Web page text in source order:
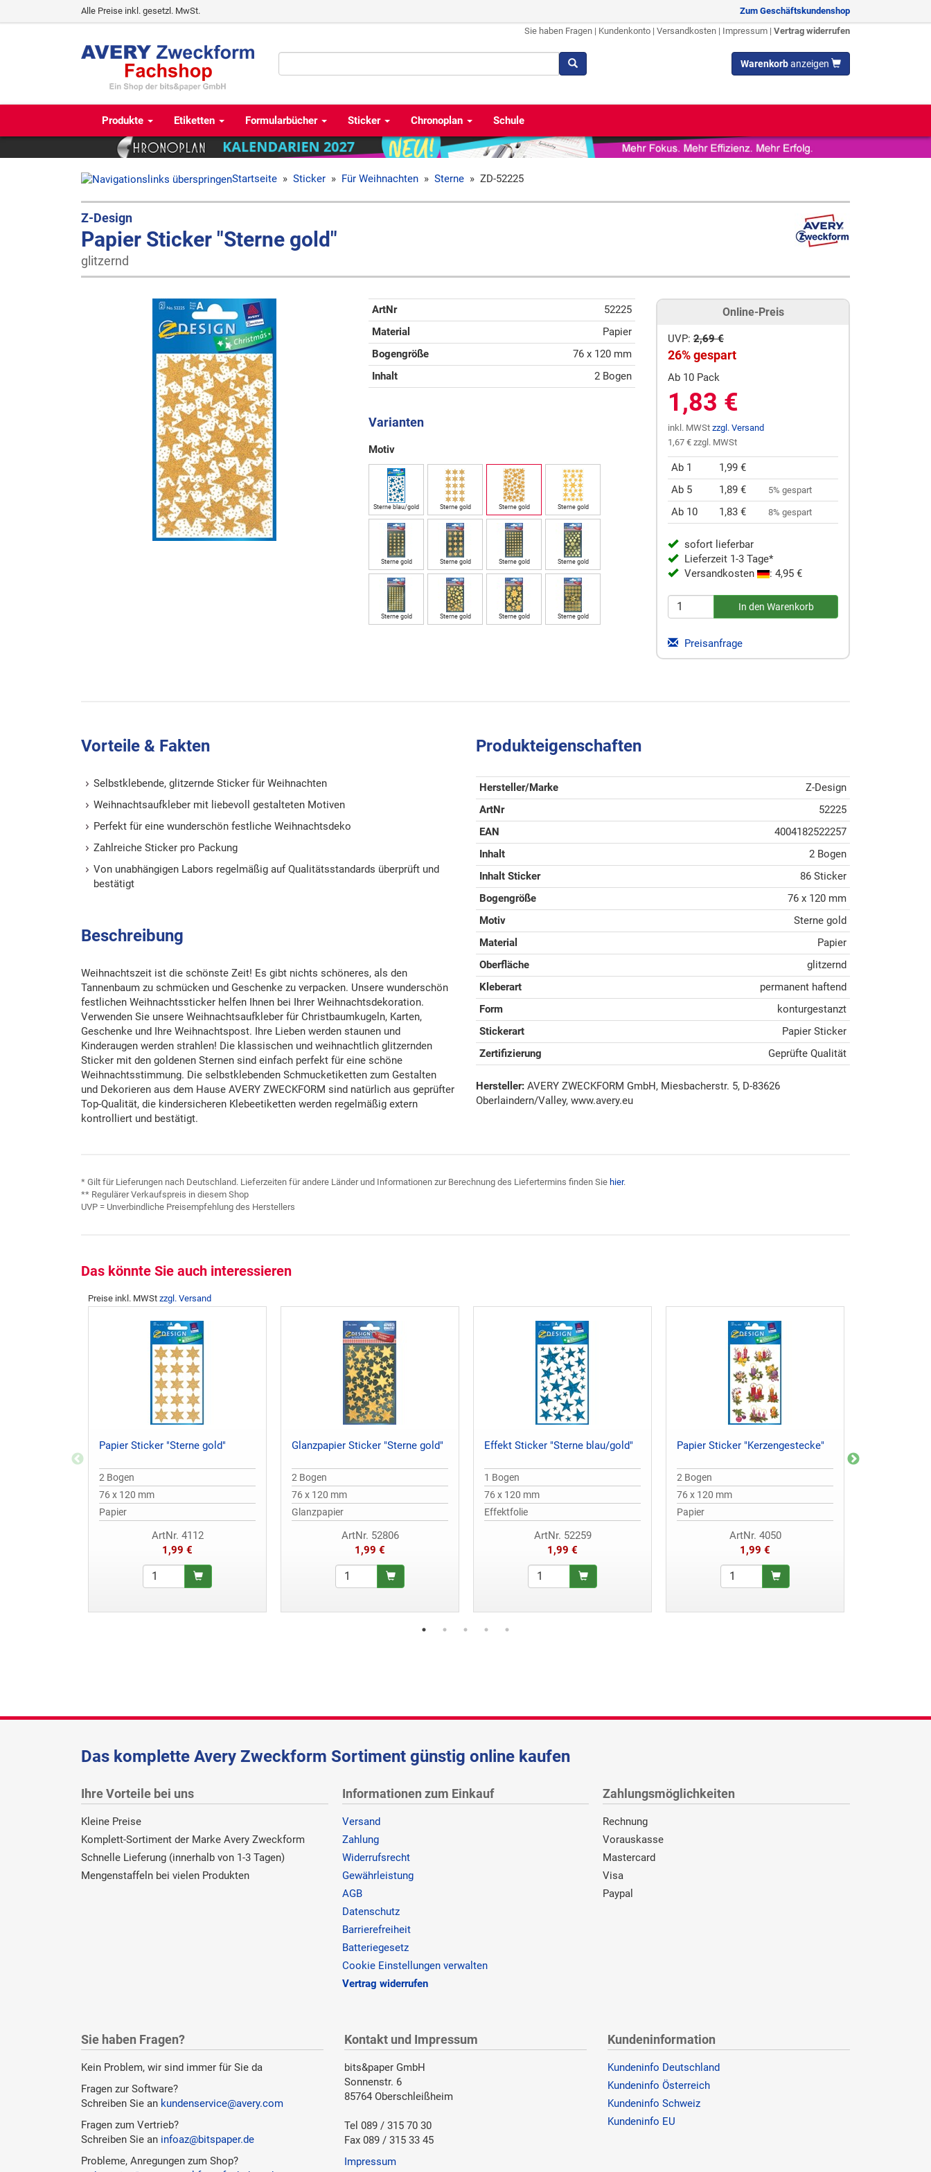
Alle Preise inkl. gesetzl. MwSt.
Zum Geschäftskundenshop
Sie haben Fragen | Kundenkonto | Versandkosten | Impressum | Vertrag widerrufen
Warenkorbanzeigen
Produkte Etiketten Formularbücher Sticker Chronoplan Schule
Startseite » Sticker » Für Weihnachten » Sterne » ZD-52225
Z-Design
Papier Sticker "Sterne gold"
glitzernd
ArtNr
52225
Material
Papier
Bogengröße
76 x 120 mm
Inhalt
2 Bogen
Varianten
Motiv
Sterne blau/gold Sterne gold Sterne gold Sterne gold
Sterne gold Sterne gold Sterne gold Sterne gold
Sterne gold Sterne gold Sterne gold Sterne gold
Online-Preis
UVP: 2,69 €
26% gespart
Ab 10 Pack
1,83 €
inkl. MWSt zzgl. Versand
1,67 € zzgl. MWSt
Ab 1
1,99 €
Ab 5
1,89 € 5% gespart
Ab 10 1,83 € 8% gespart
sofort lieferbar
Lieferzeit 1-3 Tage*
Versandkosten
: 4,95 €
Preisanfrage
Vorteile & Fakten
Selbstklebende, glitzernde Sticker für Weihnachten
Weihnachtsaufkleber mit liebevoll gestalteten Motiven
Perfekt für eine wunderschön festliche Weihnachtsdeko
Zahlreiche Sticker pro Packung
Von unabhängigen Labors regelmäßig auf Qualitätsstandards überprüft und
bestätigt
Beschreibung
Weihnachtszeit ist die schönste Zeit! Es gibt nichts schöneres, als den
Tannenbaum zu schmücken und Geschenke zu verpacken. Unsere wunderschön
festlichen Weihnachtssticker helfen Ihnen bei Ihrer Weihnachtsdekoration.
Verwenden Sie unsere Weihnachtsaufkleber für Christbaumkugeln, Karten,
Geschenke und Ihre Weihnachtspost. Ihre Lieben werden staunen und
Kinderaugen werden strahlen! Die klassischen und weihnachtlich glitzernden
Sticker mit den goldenen Sternen sind einfach perfekt für eine schöne
Weihnachtsstimmung. Die selbstklebenden Schmucketiketten zum Gestalten
und Dekorieren aus dem Hause AVERY ZWECKFORM sind natürlich aus geprüfter
Top-Qualität, die kindersicheren Klebeetiketten werden regelmäßig extern
kontrolliert und bestätigt.
Produkteigenschaften
Hersteller/Marke
Z-Design
ArtNr
52225
EAN
4004182522257
Inhalt
2 Bogen
Inhalt Sticker
86 Sticker
Bogengröße
76 x 120 mm
Motiv
Sterne gold
Material
Papier
Oberfläche
glitzernd
Kleberart
permanent haftend
Form
konturgestanzt
Stickerart
Papier Sticker
Zertifizierung
Geprüfte Qualität
Hersteller: AVERY ZWECKFORM GmbH, Miesbacherstr. 5, D-83626
Oberlaindern/Valley, www.avery.eu
* Gilt für Lieferungen nach Deutschland. Lieferzeiten für andere Länder und Informationen zur Berechnung des Liefertermins finden Sie hier.
** Regulärer Verkaufspreis in diesem Shop
UVP = Unverbindliche Preisempfehlung des Herstellers
Das könnte Sie auch interessieren
Preise inkl. MWSt zzgl. Versand
Papier Sticker "Sterne gold"
2 Bogen
76 x 120 mm
Papier
ArtNr. 4112
1,99 €
Glanzpapier Sticker "Sterne gold"
2 Bogen
76 x 120 mm
Glanzpapier
ArtNr. 52806
1,99 €
Effekt Sticker "Sterne blau/gold"
1 Bogen
76 x 120 mm
Effektfolie
ArtNr. 52259
1,99 €
Papier Sticker "Kerzengestecke"
2 Bogen
76 x 120 mm
Papier
ArtNr. 4050
1,99 €
Das komplette Avery Zweckform Sortiment günstig online kaufen
Ihre Vorteile bei uns
Kleine Preise
Komplett-Sortiment der Marke Avery Zweckform
Schnelle Lieferung (innerhalb von 1-3 Tagen)
Mengenstaffeln bei vielen Produkten
Informationen zum Einkauf
Versand
Zahlung
Widerrufsrecht
Gewährleistung
AGB
Datenschutz
Barrierefreiheit
Batteriegesetz
Cookie Einstellungen verwalten
Vertrag widerrufen
Zahlungsmöglichkeiten
Rechnung
Vorauskasse
Mastercard
Visa
Paypal
Sie haben Fragen?
Kein Problem, wir sind immer für Sie da
Fragen zur Software?
Schreiben Sie an kundenservice@avery.com
Fragen zum Vertrieb?
Schreiben Sie an infoaz@bitspaper.de
Probleme, Anregungen zum Shop?
Kontakt und Impressum
bits&paper GmbH
Sonnenstr. 6
85764 Oberschleißheim
Tel 089 / 315 70 30
Fax 089 / 315 33 45
Impressum
Kundeninformation
Kundeninfo Deutschland
Kundeninfo Österreich
Kundeninfo Schweiz
Kundeninfo EU